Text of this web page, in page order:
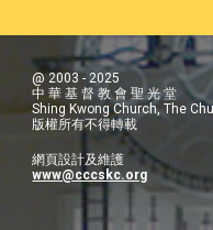
@ 2003 - 2025
中 華 基 督 教 會 聖 光 堂
Shing Kwong Church, The
版權所有不得轉載
網頁設計及維護
www@cccskc.org